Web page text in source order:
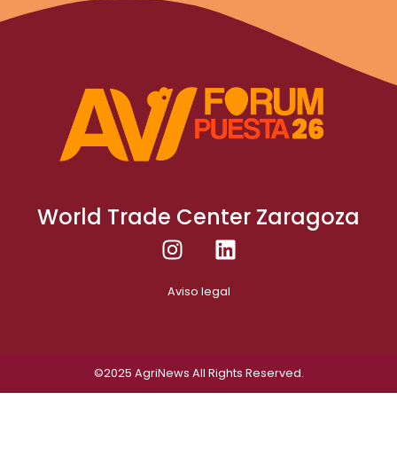
World Trade Center Zaragoza
Aviso legal
©2025 AgriNews All Rights Reserved.